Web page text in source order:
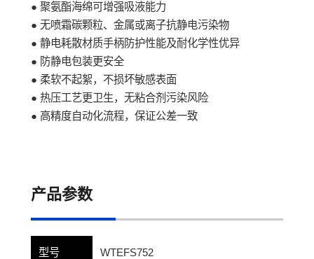
● 聚氨酯海绵可增强吸液能力
● 无喷霜碳颗粒、金属或离子抗静电污染物
● 静电耗散材质手柄防护性能及耐化学性优异
● 防静电包装更安全
● 柔软不起絮，不损坏敏感表面
● 热压工艺更卫生，无粘合剂污染风险
● 高精度自动化流程，保证公差一致
产品参数
型号 WTEFS752